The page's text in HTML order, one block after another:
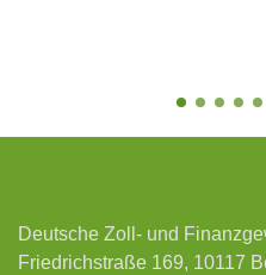
Deutsche Zoll- und
Friedrichstraße 169, 10117